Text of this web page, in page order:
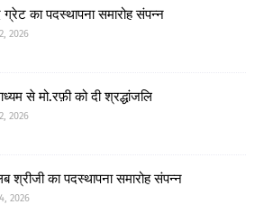
ग्रेट का पदस्थापना समारोह संपन्न
2026
से मो.रफ़ी को दी श्रद्धांजलि
2026
श्रीजी का पदस्थापना समारोह संपन्न
2026